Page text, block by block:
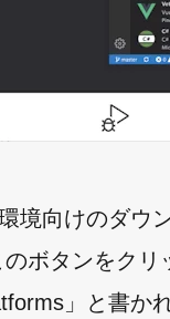
境向けのダウ
ボタンをク
」と書か